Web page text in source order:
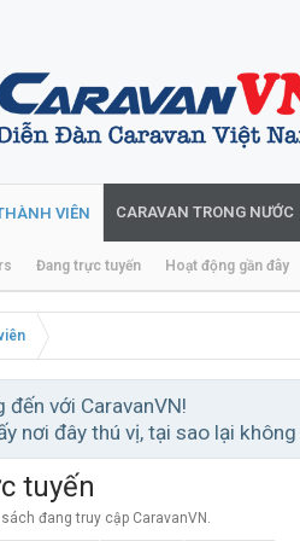
VIÊN
Đang trực tuyến Hoạt động gần đây
CARAVAN TRONG NƯỚC
đến với CaravanVN!
nơi đây thú vị, tại sao lại không
tuyến
đang truy cập CaravanVN.